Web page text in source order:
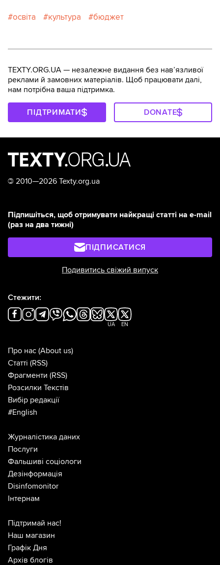
освіта культура бюджет
TEXTY.ORG.UA — незалежне видання без навʼязливої
реклами й замовних матеріалів. Щоб працювати далі,
нам потрібна ваша підтримка.
ПІДТРИМАТИ DONATE
© 2010—2026 Texty.org.ua
Підпишіться, щоб отримувати найкращі статті на e-mail
(раз на два тижні)
ПІДПИСАТИСЯ
Подивитись свіжий випуск
Стежити:
UA EN
Про нас (About us)
Статті (RSS)
Фрагменти (RSS)
Розсилки Текстів
Вибір редакції
#English
Журналістика даних
Послуги
Фальшиві соціологи
Дезінформація
Disinfomonitor
Інтернам
Підтримай нас!
Наш магазин
Графік Дня
Архів блогів